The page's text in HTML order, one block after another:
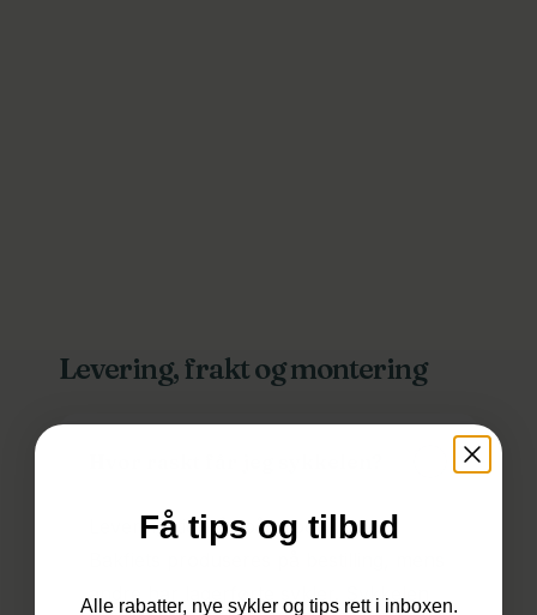
Du har ingen produkter i
Levering, frakt og montering
Leveringstid står på produktsiden.
andre har lagerførte sykler. Sykkelen
Få tips og tilbud
Alle rabatter, nye sykler og tips rett i inboxen.